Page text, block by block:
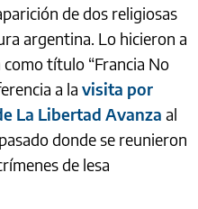
de dos religiosas
argentina. Lo hicieron a
título “Francia No
a la visita por
La Libertad Avanza al
donde se reunieron
de lesa